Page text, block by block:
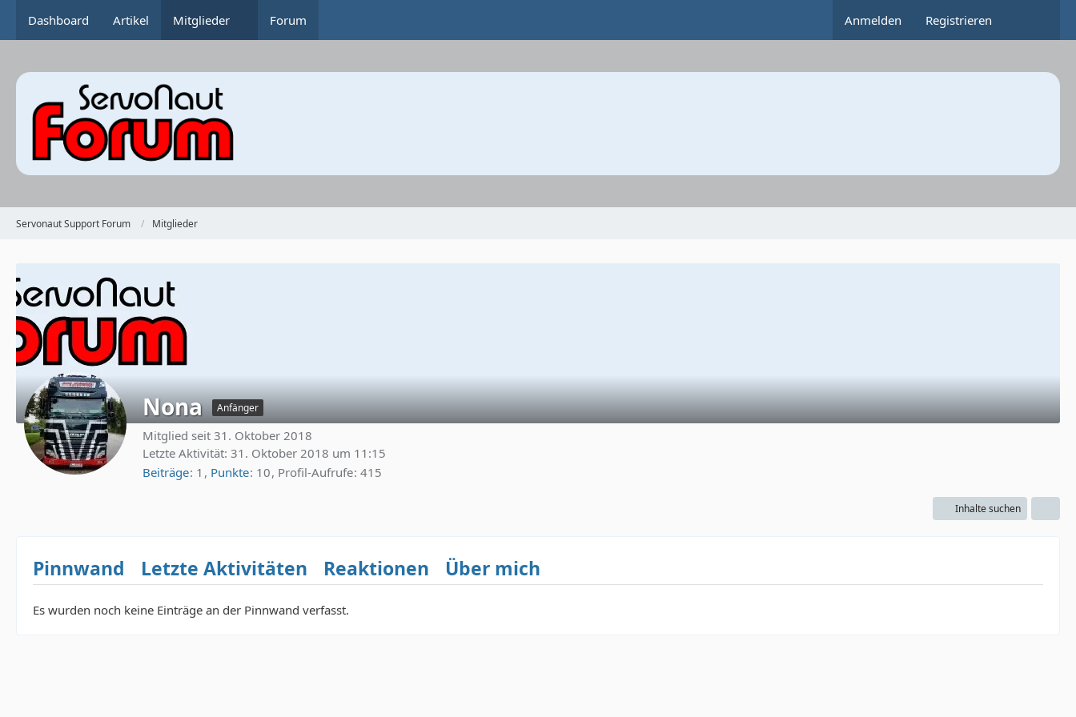
Dashboard Artikel Mitglieder Forum Anmelden Registrieren
Servonaut Support Forum Mitglieder
Nona Anfänger
Mitglied seit 31. Oktober 2018
Letzte Aktivität: 31. Oktober 2018 um 11:15
Beiträge 1 Punkte 10 Profil-Aufrufe 415
Inhalte suchen
Pinnwand Letzte Aktivitäten Reaktionen Über mich
Es wurden noch keine Einträge an der Pinnwand verfasst.